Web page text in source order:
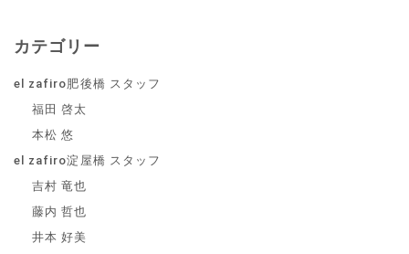
カテゴリー
el zafiro肥後橋 スタッフ
福田 啓太
本松 悠
el zafiro淀屋橋 スタッフ
吉村 竜也
藤内 哲也
井本 好美